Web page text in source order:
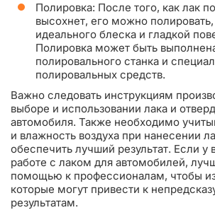
Полировка: После того, как лак
высохнет, его можно
идеального блеска и гладкой
Полировка может быть
полировального станка и
полировальных средств.
Важно следовать инструкциям
выборе и использовании лака и
автомобиля. Также необходимо
и влажность воздуха при нанесении
обеспечить лучший результат. Если у
работе с лаком для автомобилей,
помощью к профессионалам, чтобы
которые могут привести к
результатам.